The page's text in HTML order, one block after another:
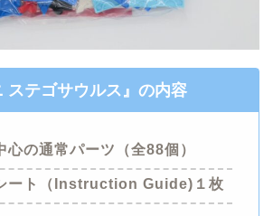
ステゴサウルス』 の内容
心の通常パーツ （全88個）
ート（Instruction Guide)１枚